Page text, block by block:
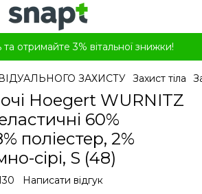
отримайте 3% вітальної знижки!
ЗАХИСТУ Захист тіла
Hoegert WURNITZ
60%
поліестер, 2%
сірі, S (48)
Написати відгук